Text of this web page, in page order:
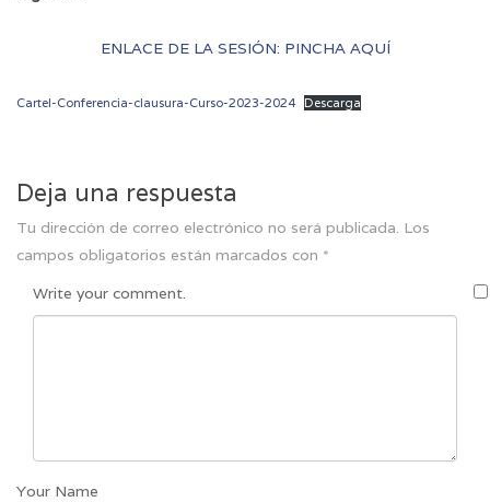
ENLACE DE LA SESIÓN: PINCHA AQUÍ
Cartel-Conferencia-clausura-Curso-2023-2024 Descarga
Deja una respuesta
Tu dirección de correo electrónico no será publicada. Los
campos obligatorios están marcados con *
Write your comment.
Your Name